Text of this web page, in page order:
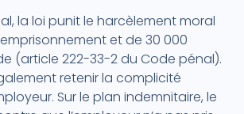
la loi punit le harcèlement moral
et de 30 000
(article 222-33-2 du Code pénal).
retenir la complicité
Sur le plan indemnitaire, le